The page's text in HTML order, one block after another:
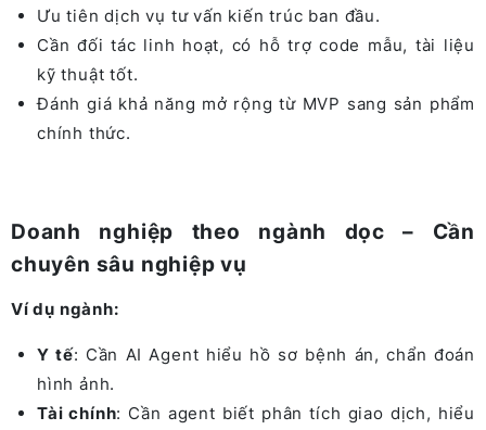
Ưu tiên dịch vụ tư vấn kiến trúc ban đầu.
Cần đối tác linh hoạt, có hỗ trợ code mẫu, tài liệu
kỹ thuật tốt.
Đánh giá khả năng mở rộng từ MVP sang sản phẩm
chính thức.
Doanh nghiệp theo ngành dọc – Cần
chuyên sâu nghiệp vụ
Ví dụ ngành:
Y tế: Cần AI Agent hiểu hồ sơ bệnh án, chẩn đoán
hình ảnh.
Tài chính: Cần agent biết phân tích giao dịch, hiểu